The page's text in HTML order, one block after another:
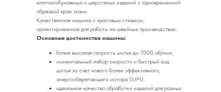
хлопчатобумажных и шерстяных изделий с одновременной
обрезкой края ткани.
Качественная машина с красивым стежком,
ориентированная для работы на швейных производствах.
Основные достоинства машины:
более высокая скорость шитья до 7000 об/мин;
моментальный набор скорости и быстрый ход
шитья за счет нового более эффективного,
энергосберегающего мотора SUPU.
идеальное качество обработки изделий для разных